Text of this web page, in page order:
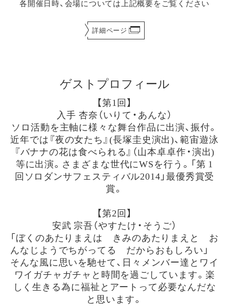
各開催日時、会場については上記概要をご覧ください
詳細ページ
ゲストプロフィール
【第1回】
入手 杏奈（いりて・あんな）
ソロ活動を主軸に様々な舞台作品に出演、振付。
近年では『夜の女たち』(長塚圭史演出)、範宙遊泳
『バナナの花は食べられる』（山本卓卓作・演出)
等に出演。さまざまな世代にWSを行う。「第 1
回ソロダンサフェスティバル2014」最優秀賞受
賞。
【第2回】
安武 宗吾（やすたけ・そうご）
「ぼくのあたりまえは きみのあたりまえと お
んなじようでちがってる だからおもしろい」
そんな風に思いを馳せて、日々メンバー達とワイ
ワイガチャガチャと時間を過ごしています。楽
しく生きる為に福祉とアートって必要なんだな
と思います。